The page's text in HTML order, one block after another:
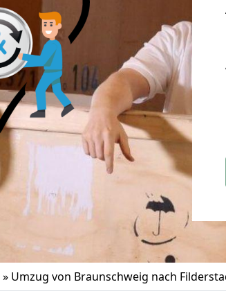
» Umzug von Braunschweig nach